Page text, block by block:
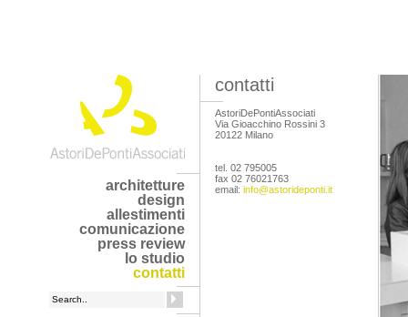
architetture
design
allestimenti
comunicazione
press review
lo studio
contatti
contatti
AstoriDePontiAssociati
Via Gioacchino Rossini 3
20122 Milano
tel. 02 795005
fax 02 76021763
email: info@astorideponti.it